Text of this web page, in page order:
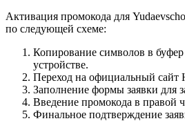
Активация промокода для
по следующей схеме:
Копирование символов в
устройстве.
Переход на официальный сайт
Заполнение формы заявки для
Введение промокода в правой
Финальное подтверждение